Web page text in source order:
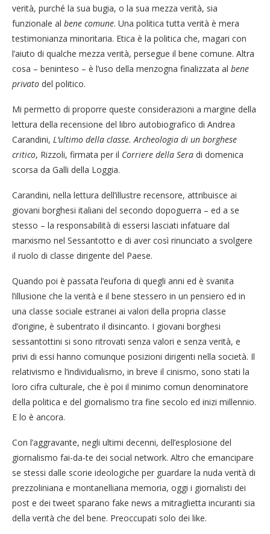
verità, purché la sua bugia, o la sua mezza verità, sia
funzionale al bene comune. Una politica tutta verità è mera
testimonianza minoritaria. Etica è la politica che, magari con
l’aiuto di qualche mezza verità, persegue il bene comune. Altra
cosa – beninteso – è l’uso della menzogna finalizzata al bene
privato del politico.
Mi permetto di proporre queste considerazioni a margine della
lettura della recensione del libro autobiografico di Andrea
Carandini, L’ultimo della classe. Archeologia di un borghese
critico, Rizzoli, firmata per il Corriere della Sera di domenica
scorsa da Galli della Loggia.
Carandini, nella lettura dell’illustre recensore, attribuisce ai
giovani borghesi italiani del secondo dopoguerra – ed a se
stesso – la responsabilità di essersi lasciati infatuare dal
marxismo nel Sessantotto e di aver così rinunciato a svolgere
il ruolo di classe dirigente del Paese.
Quando poi è passata l’euforia di quegli anni ed è svanita
l’illusione che la verità e il bene stessero in un pensiero ed in
una classe sociale estranei ai valori della propria classe
d’origine, è subentrato il disincanto. I giovani borghesi
sessantottini si sono ritrovati senza valori e senza verità, e
privi di essi hanno comunque posizioni dirigenti nella società. Il
relativismo e l’individualismo, in breve il cinismo, sono stati la
loro cifra culturale, che è poi il minimo comun denominatore
della politica e del giornalismo tra fine secolo ed inizi millennio.
E lo è ancora.
Con l’aggravante, negli ultimi decenni, dell’esplosione del
giornalismo fai-da-te dei social network. Altro che emancipare
se stessi dalle scorie ideologiche per guardare la nuda verità di
prezzoliniana e montanelliana memoria, oggi i giornalisti dei
post e dei tweet sparano fake news a mitraglietta incuranti sia
della verità che del bene. Preoccupati solo dei like.